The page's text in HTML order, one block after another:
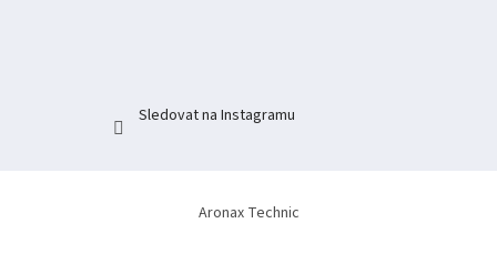
Sledovat na Instagramu
Aronax Technic